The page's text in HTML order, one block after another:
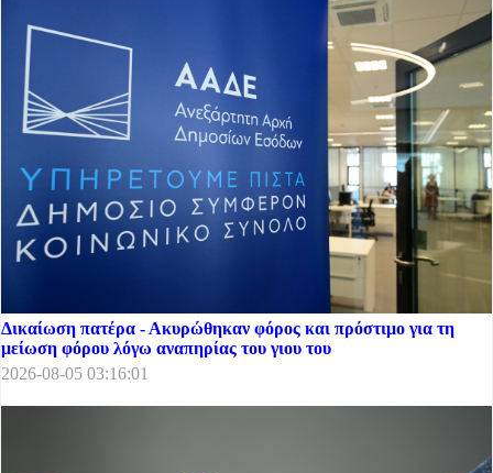
Δικαίωση πατέρα - Ακυρώθηκαν φόρος και πρόστιμο για τη
μείωση φόρου λόγω αναπηρίας του γιου του
2026-08-05 03:16:01